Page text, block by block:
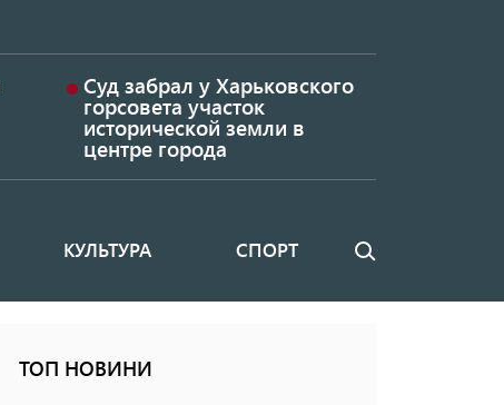
Суд забрал у Харьковского
горсовета участок
исторической земли в
центре города
КУЛЬТУРА СПОРТ Поиск
ТОП НОВИНИ